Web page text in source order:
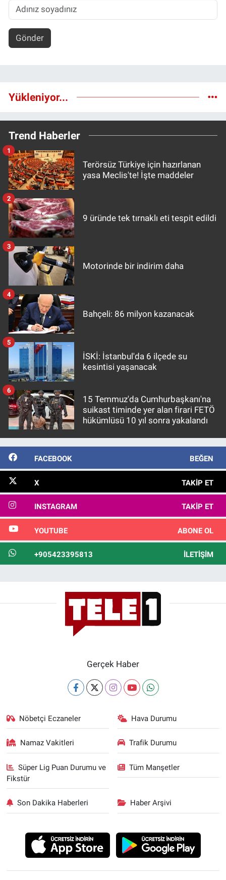
Gönder
Yükleniyor...
Trend Haberler
Terörsüz Türkiye için hazırlanan
yasa Meclis'te! İşte maddeler
1
9 üründe tek tırnaklı eti tespit edildi
2
Motorinde bir indirim daha
3
Bahçeli: 86 milyon kazanacak
4
İSKİ: İstanbul'da 6 ilçede su
kesintisi yaşanacak
5
15 Temmuz'da Cumhurbaşkanı'na
suikast timinde yer alan firari FETÖ
hükümlüsü 10 yıl sonra yakalandı
6
FACEBOOK BEĞEN
X TAKIP ET
INSTAGRAM TAKIP ET
YOUTUBE ABONE OL
+905423395813 İLETIŞIM
Gerçek Haber
Nöbetçi Eczaneler Hava Durumu
Namaz Vakitleri Trafik Durumu
Süper Lig Puan Durumu ve
Fikstür
Tüm Manşetler
Son Dakika Haberleri Haber Arşivi